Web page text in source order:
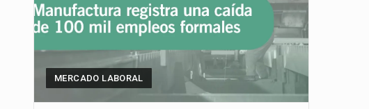
La industria automotriz mexicana concentra
La inversión fija bruta en México registró un
El gobierno de Estados Unidos anunciará
MERCADO LABORAL